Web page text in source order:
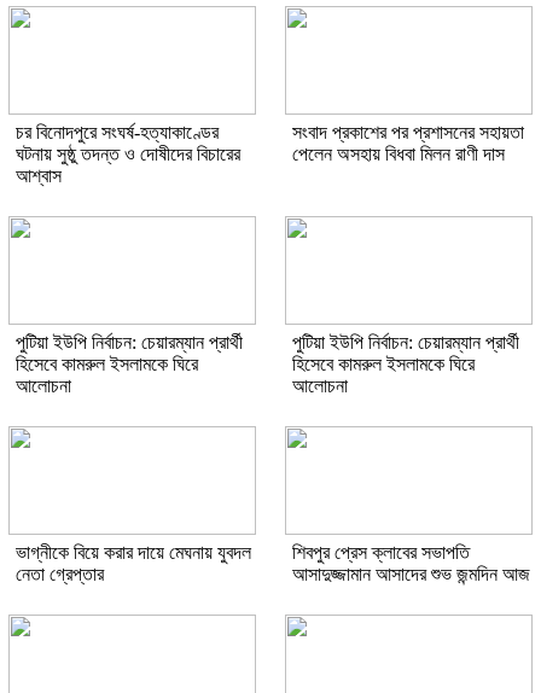
চর বিনোদপুরে সংঘর্ষ-হত্যাকাণ্ডের
ঘটনায় সুষ্ঠু তদন্ত ও দোষীদের বিচারের
আশ্বাস
সংবাদ প্রকাশের পর প্রশাসনের সহায়তা
পেলেন অসহায় বিধবা মিলন রাণী দাস
পুটিয়া ইউপি নির্বাচন: চেয়ারম্যান প্রার্থী
হিসেবে কামরুল ইসলামকে ঘিরে
আলোচনা
পুটিয়া ইউপি নির্বাচন: চেয়ারম্যান প্রার্থী
হিসেবে কামরুল ইসলামকে ঘিরে
আলোচনা
ভাগ্নীকে বিয়ে করার দায়ে মেঘনায় যুবদল
নেতা গ্রেপ্তার
শিবপুর প্রেস ক্লাবের সভাপতি
আসাদুজ্জামান আসাদের শুভ জন্মদিন আজ